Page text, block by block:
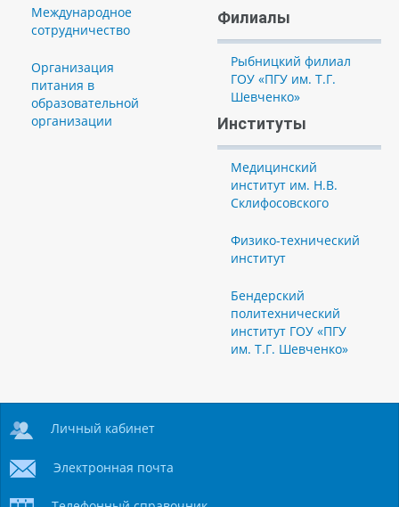
Международное
сотрудничество
Организация
питания в
образовательной
организации
Филиалы
Рыбницкий филиал
ГОУ «ПГУ им. Т.Г.
Шевченко»
Институты
Медицинский
институт им. Н.В.
Склифосовского
Физико-технический
институт
Бендерский
политехнический
институт ГОУ «ПГУ
им. Т.Г. Шевченко»
Личный кабинет
Электронная почта